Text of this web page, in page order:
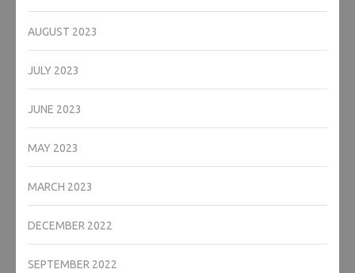
AUGUST 2023
JULY 2023
JUNE 2023
MAY 2023
MARCH 2023
DECEMBER 2022
SEPTEMBER 2022